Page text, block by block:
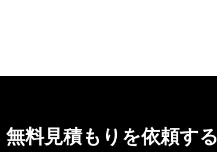
無料見積もりを依頼する